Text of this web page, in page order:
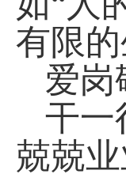
有限
爱岗
干一
兢兢